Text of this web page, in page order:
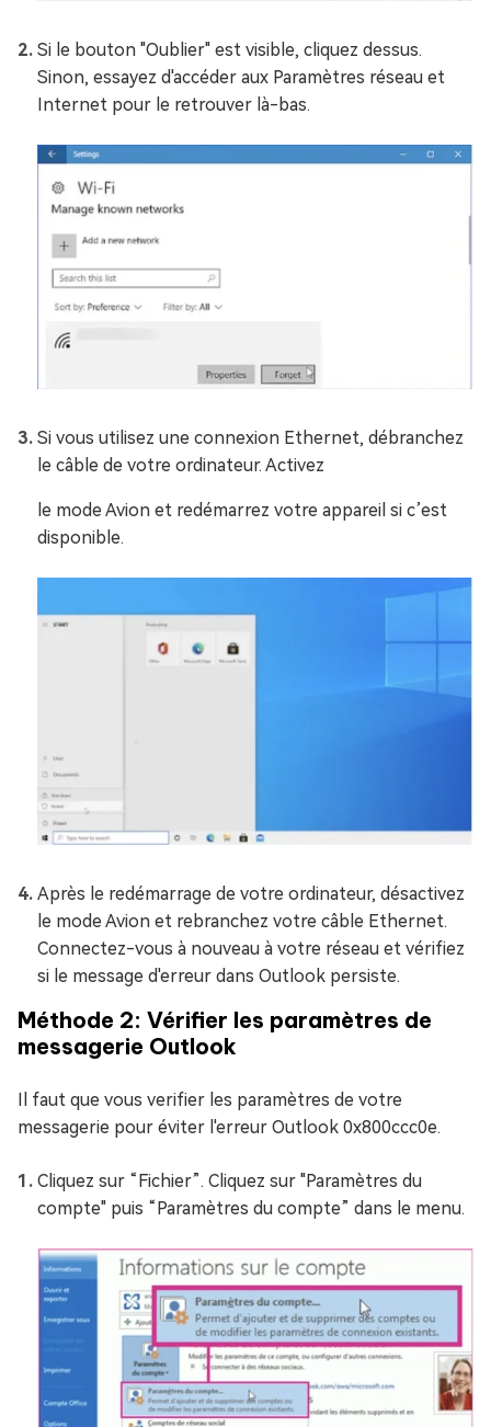
Si le bouton "Oublier" est visible, cliquez dessus.
Sinon, essayez d'accéder aux Paramètres réseau et
Internet pour le retrouver là-bas.
Si vous utilisez une connexion Ethernet, débranchez
le câble de votre ordinateur. Activez
le mode Avion et redémarrez votre appareil si c’est
disponible.
Après le redémarrage de votre ordinateur, désactivez
le mode Avion et rebranchez votre câble Ethernet.
Connectez-vous à nouveau à votre réseau et vérifiez
si le message d'erreur dans Outlook persiste.
Méthode 2: Vérifier les paramètres de
messagerie Outlook
Il faut que vous verifier les paramètres de votre
messagerie pour éviter l'erreur Outlook 0x800ccc0e.
Cliquez sur “Fichier”. Cliquez sur "Paramètres du
compte" puis “Paramètres du compte” dans le menu.